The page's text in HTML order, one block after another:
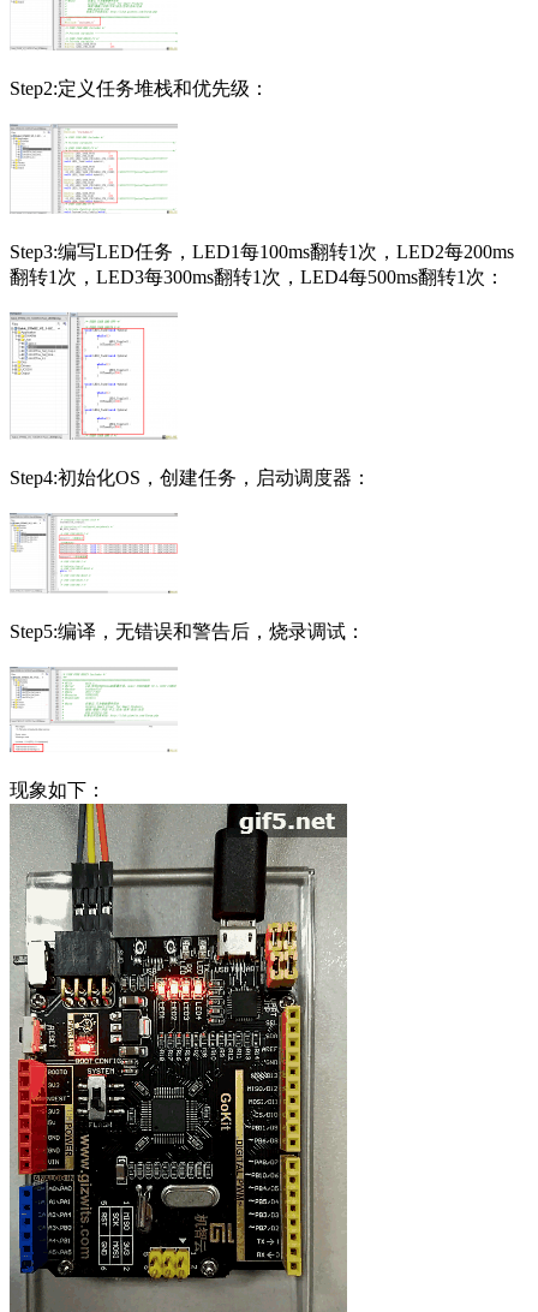
Step2:定义任务堆栈和优先级：
Step3:编写LED任务，LED1每100ms翻转1次，LED2每200ms
翻转1次，LED3每300ms翻转1次，LED4每500ms翻转1次：
Step4:初始化OS，创建任务，启动调度器：
Step5:编译，无错误和警告后，烧录调试：
现象如下：